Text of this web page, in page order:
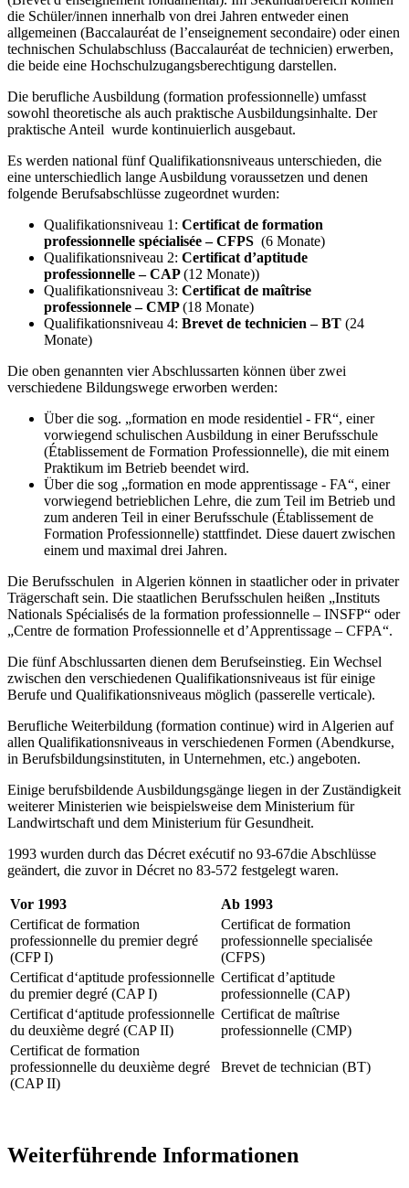
die Schüler/innen innerhalb von drei Jahren entweder einen
allgemeinen (Baccalauréat de l’enseignement secondaire) oder einen
technischen Schulabschluss (Baccalauréat de technicien) erwerben,
die beide eine Hochschulzugangsberechtigung darstellen.
Die berufliche Ausbildung (formation professionnelle) umfasst
sowohl theoretische als auch praktische Ausbildungsinhalte. Der
praktische Anteil wurde kontinuierlich ausgebaut.
Es werden national fünf Qualifikationsniveaus unterschieden, die
eine unterschiedlich lange Ausbildung voraussetzen und denen
folgende Berufsabschlüsse zugeordnet wurden:
Qualifikationsniveau 1: Certificat de formation
professionnelle spécialisée – CFPS (6 Monate)
Qualifikationsniveau 2: Certificat d’aptitude
professionnelle – CAP(12 Monate))
Qualifikationsniveau 3: Certificat de maîtrise
professionnele – CMP(18 Monate)
Qualifikationsniveau 4: Brevet de technicien – BT (24
Monate)
Die oben genannten vier Abschlussarten können über zwei
verschiedene Bildungswege erworben werden:
Über die sog. „formation en mode residentiel - FR“, einer
vorwiegend schulischen Ausbildung in einer Berufsschule
(Établissement de Formation Professionnelle), die mit einem
Praktikum im Betrieb beendet wird.
Über die sog „formation en mode apprentissage - FA“, einer
vorwiegend betrieblichen Lehre, die zum Teil im Betrieb und
zum anderen Teil in einer Berufsschule (Établissement de
Formation Professionnelle) stattfindet. Diese dauert zwischen
einem und maximal drei Jahren.
Die Berufsschulen in Algerien können in staatlicher oder in privater
Trägerschaft sein. Die staatlichen Berufsschulen heißen „Instituts
Nationals Spécialisés de la formation professionnelle – INSFP“ oder
„Centre de formation Professionnelle et d’Apprentissage – CFPA“.
Die fünf Abschlussarten dienen dem Berufseinstieg. Ein Wechsel
zwischen den verschiedenen Qualifikationsniveaus ist für einige
Berufe und Qualifikationsniveaus möglich (passerelle verticale).
Berufliche Weiterbildung (formation continue) wird in Algerien auf
allen Qualifikationsniveaus in verschiedenen Formen (Abendkurse,
in Berufsbildungsinstituten, in Unternehmen, etc.) angeboten.
Einige berufsbildende Ausbildungsgänge liegen in der Zuständigkeit
weiterer Ministerien wie beispielsweise dem Ministerium für
Landwirtschaft und dem Ministerium für Gesundheit.
1993 wurden durch das Décret exécutif no 93-67die Abschlüsse
geändert, die zuvor in Décret no 83-572 festgelegt waren.
Vor 1993
Ab 1993
Certificat de formation
professionnelle du premier degré
(CFP I)
Certificat de formation
professionnelle specialisée
(CFPS)
Certificat d‘aptitude professionnelle
du premier degré (CAP I)
Certificat d’aptitude
professionnelle (CAP)
Certificat d‘aptitude professionnelle
du deuxième degré (CAP II)
Certificat de maîtrise
professionnelle (CMP)
Certificat de formation
professionnelle du deuxième degré
(CAP II)
Brevet de technician (BT)
Weiterführende Informationen